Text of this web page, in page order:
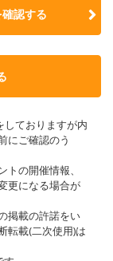
認する
ておりますが内
にご確認のう
の開催情報、
更になる場合が
掲載の許諾をい
転載(二次使用)は